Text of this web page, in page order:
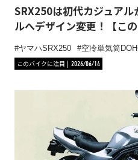
SRX250は初代カジュア
ルへデザイン変更！【この
ヤマハSRX250 空冷単気筒
このバイクに注目
2026/06/14